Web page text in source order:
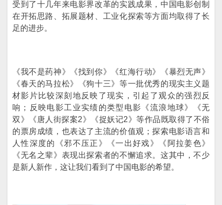
受到了十几年来电影界改革的实践成果，中国电影创制
在开拓思路、拓展题材、工业化探索等方面均取得了长
足的进步。
《我不是药神》《找到你》《红海行动》《暴烈无声》
《春天的马拉松》《狗十三》等一批优秀的现实主义题
材影片比较深刻地反映了现实，引起了观众的强烈反
响；反映电影工业实绩的类型电影《流浪地球》《无
双》《唐人街探案2》《捉妖记2》等作品既取得了不俗
的票房成绩，也表达了主流的价值观；探索电影语言和
人性深度的《邪不压正》《一出好戏》《阿拉姜色》
《无名之辈》表现出探索者的不懈追求。这其中，不少
是新人新作，这让我们看到了中国电影的希望。